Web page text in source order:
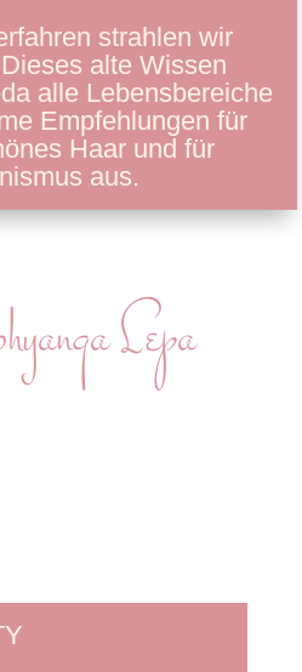
strahlen wir
alte Wissen
alle Lebensbereiche
Empfehlungen für
Haar und für
aus.
Lepa